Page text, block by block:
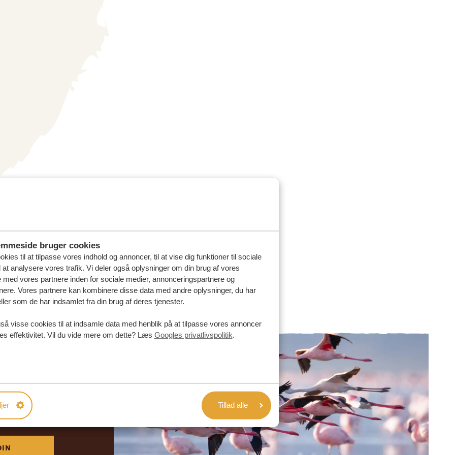
bruger cookies
til at tilpasse vores indhold og annoncer, til at vise dig funktioner til sociale
at analysere vores trafik. Vi deler også oplysninger om din brug af vores
vores partnere inden for sociale medier, annonceringspartnere og
Vores partnere kan kombinere disse data med andre oplysninger, du har
som de har indsamlet fra din brug af deres tjenester.
visse cookies til at indsamle data med henblik på at tilpasse vores annoncer
effektivitet. Vil du vide mere om dette? Læs Googles privatlivspolitik.
Tillad alle
TILBUD